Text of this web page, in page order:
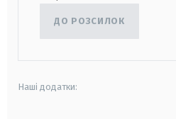
ДО РОЗСИЛОК
Наші додатки: